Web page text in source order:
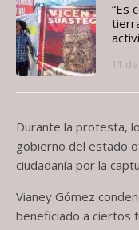
“Es
11
Durante la protesta,
gobierno del estado
ciudadanía por la
Vianey Gómez
beneficiado a ciertos